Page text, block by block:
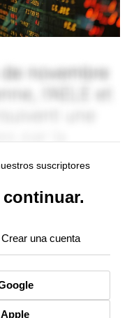
suscriptores
Crear una cuenta